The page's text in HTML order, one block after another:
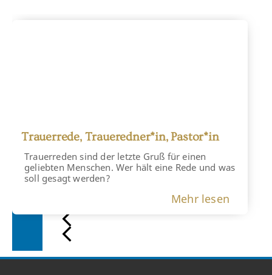
Trauerrede, Traueredner*in, Pastor*in
Trauerreden sind der letzte Gruß für einen
geliebten Menschen. Wer hält eine Rede und was
soll gesagt werden?
Mehr lesen